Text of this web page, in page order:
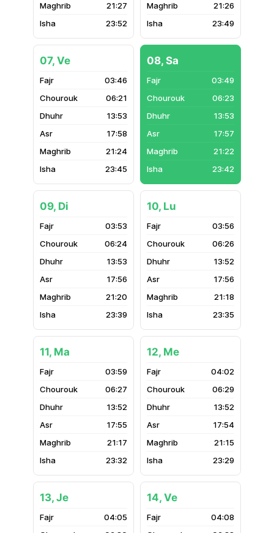
21:27
23:52
21:26
23:49
07, Ve
03:46
06:21
13:53
17:58
21:24
23:45
08, Sa
03:49
06:23
13:53
17:57
21:22
23:42
09, Di
03:53
06:24
13:53
17:56
21:20
23:39
10, Lu
03:56
06:26
13:52
17:56
21:18
23:35
11, Ma
03:59
06:27
13:52
17:55
21:17
23:32
12, Me
04:02
06:29
13:52
17:54
21:15
23:29
13, Je
04:05
14, Ve
04:08